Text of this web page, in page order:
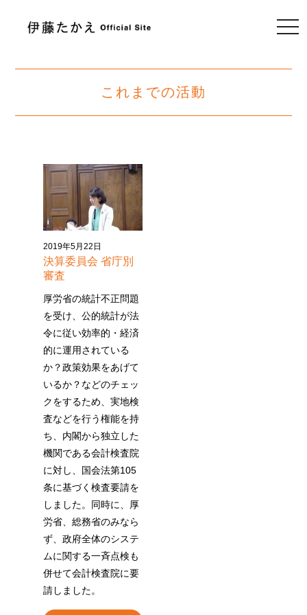
これまでの活動
2019年5月22日
決算委員会 省庁別
審査
厚労省の統計不正問題
を受け、公的統計が法
令に従い効率的・経済
的に運用されている
か？政策効果をあげて
いるか？などのチェッ
クをするため、実地検
査などを行う権能を持
ち、内閣から独立した
機関である会計検査院
に対し、国会法第105
条に基づく検査要請を
しました。同時に、厚
労省、総務省のみなら
ず、政府全体のシステ
ムに関する一斉点検も
併せて会計検査院に要
請しました。